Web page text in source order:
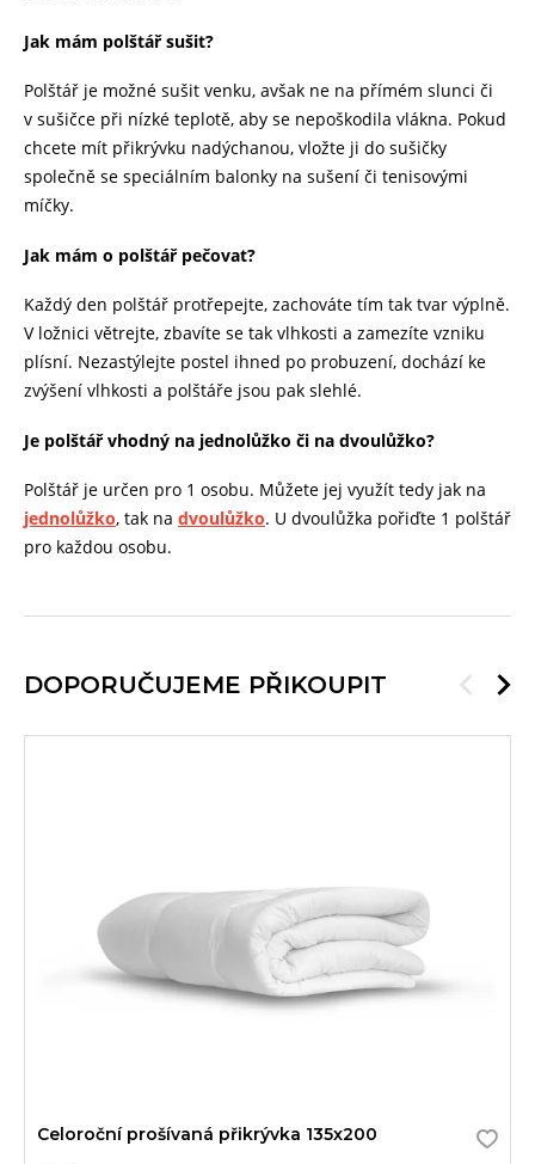
Jak mám polštář sušit?
Polštář je možné sušit venku, avšak ne na přímém slunci či
v sušičce při nízké teplotě, aby se nepoškodila vlákna. Pokud
chcete mít přikrývku nadýchanou, vložte ji do sušičky
společně se speciálním balonky na sušení či tenisovými
míčky.
Jak mám o polštář pečovat?
Každý den polštář protřepejte, zachováte tím tak tvar výplně.
V ložnici větrejte, zbavíte se tak vlhkosti a zamezíte vzniku
plísní. Nezastýlejte postel ihned po probuzení, dochází ke
zvýšení vlhkosti a polštáře jsou pak slehlé.
Je polštář vhodný na jednolůžko či na dvoulůžko?
Polštář je určen pro 1 osobu. Můžete jej využít tedy jak na
jednolůžko, tak na dvoulůžko. U dvoulůžka pořiďte 1 polštář
pro každou osobu.
DOPORUČUJEME PŘIKOUPIT
Celoroční prošívaná přikrývka 135x200